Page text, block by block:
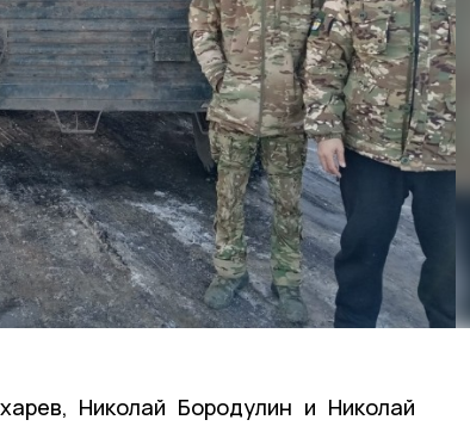
Николай Бородулин и Николай